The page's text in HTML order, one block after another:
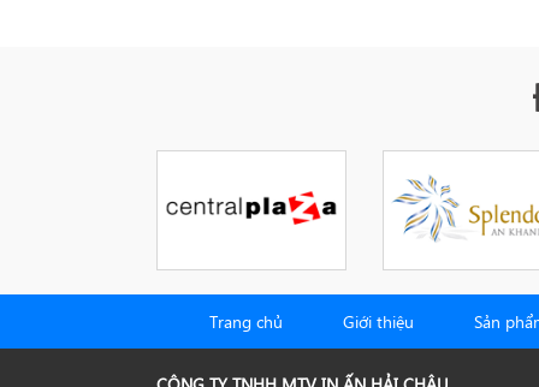
Trang chủ Giới thiệu Sản